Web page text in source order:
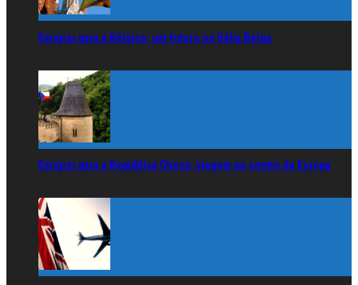
Emigrar para a Bélgica: um futuro na Gália Belga
Emigrar para a República Checa: viagem ao centro da Europa